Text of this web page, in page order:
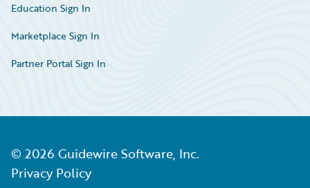
Education Sign In
Marketplace Sign In
Partner Portal Sign In
© 2026 Guidewire Software, Inc.
Privacy Policy